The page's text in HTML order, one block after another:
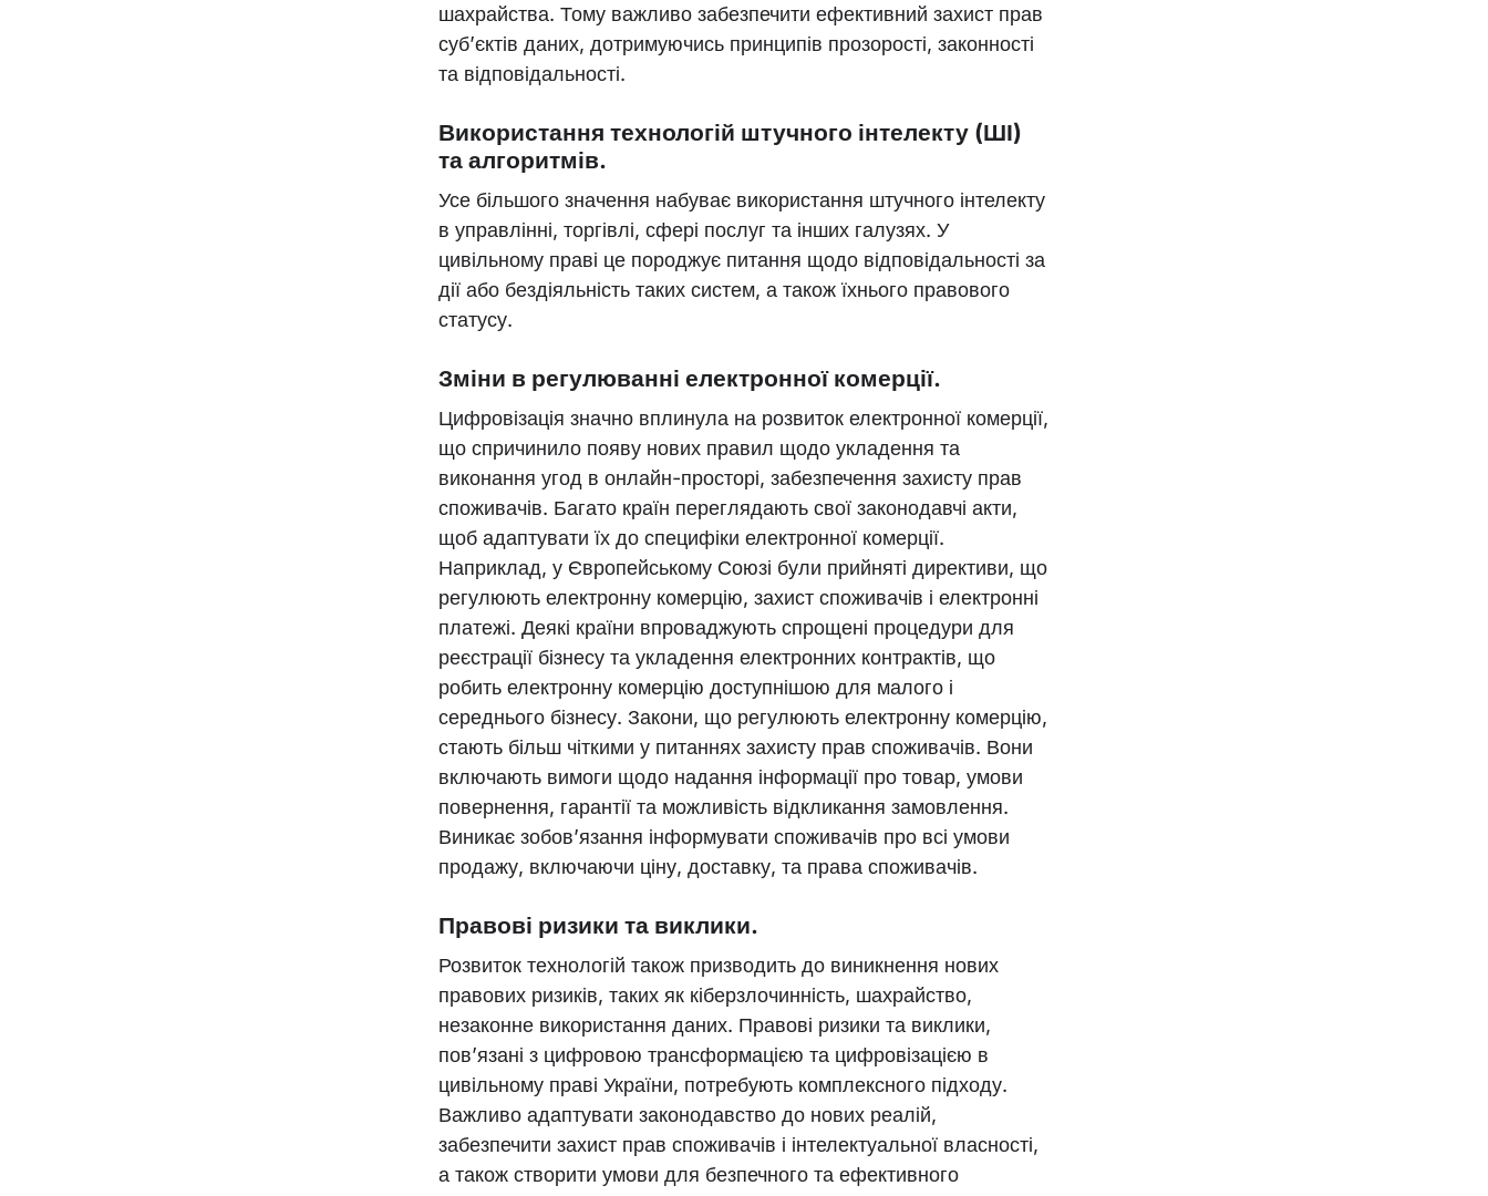
шахрайства. Тому важливо забезпечити ефективний захист прав
суб’єктів даних, дотримуючись принципів прозорості, законності
та відповідальності.
Використання технологій штучного інтелекту (ШІ)
та алгоритмів.
Усе більшого значення набуває використання штучного інтелекту
в управлінні, торгівлі, сфері послуг та інших галузях. У
цивільному праві це породжує питання щодо відповідальності за
дії або бездіяльність таких систем, а також їхнього правового
статусу.
Зміни в регулюванні електронної комерції.
Цифровізація значно вплинула на розвиток електронної комерції,
що спричинило появу нових правил щодо укладення та
виконання угод в онлайн-просторі, забезпечення захисту прав
споживачів. Багато країн переглядають свої законодавчі акти,
щоб адаптувати їх до специфіки електронної комерції.
Наприклад, у Європейському Союзі були прийняті директиви, що
регулюють електронну комерцію, захист споживачів і електронні
платежі. Деякі країни впроваджують спрощені процедури для
реєстрації бізнесу та укладення електронних контрактів, що
робить електронну комерцію доступнішою для малого і
середнього бізнесу. Закони, що регулюють електронну комерцію,
стають більш чіткими у питаннях захисту прав споживачів. Вони
включають вимоги щодо надання інформації про товар, умови
повернення, гарантії та можливість відкликання замовлення.
Виникає зобов’язання інформувати споживачів про всі умови
продажу, включаючи ціну, доставку, та права споживачів.
Правові ризики та виклики.
Розвиток технологій також призводить до виникнення нових
правових ризиків, таких як кіберзлочинність, шахрайство,
незаконне використання даних. Правові ризики та виклики,
пов’язані з цифровою трансформацією та цифровізацією в
цивільному праві України, потребують комплексного підходу.
Важливо адаптувати законодавство до нових реалій,
забезпечити захист прав споживачів і інтелектуальної власності,
а також створити умови для безпечного та ефективного